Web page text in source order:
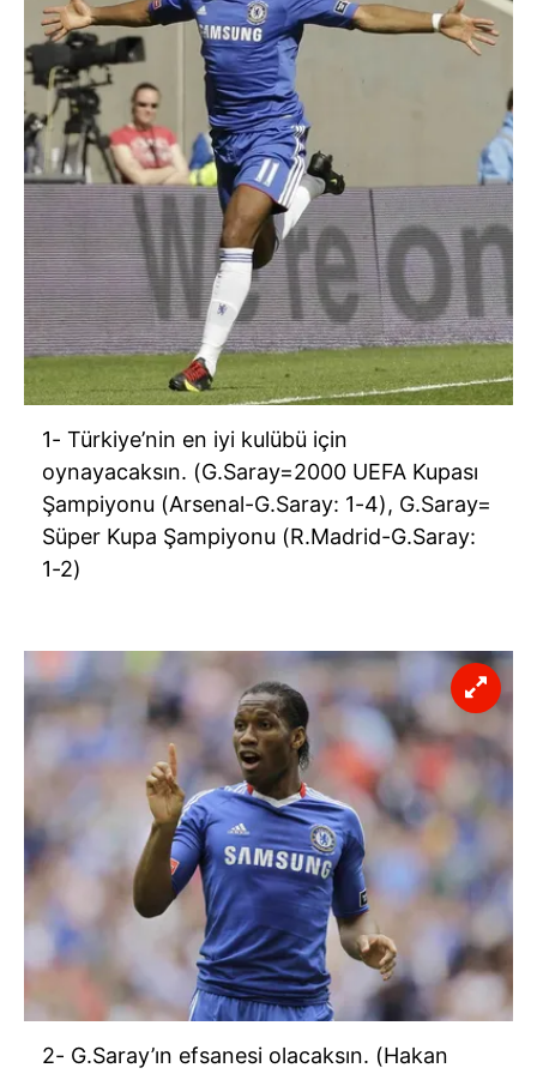
1- Türkiye’nin en iyi kulübü için
oynayacaksın. (G.Saray=2000 UEFA Kupası
Şampiyonu (Arsenal-G.Saray: 1-4), G.Saray=
Süper Kupa Şampiyonu (R.Madrid-G.Saray:
1-2)
2- G.Saray’ın efsanesi olacaksın. (Hakan